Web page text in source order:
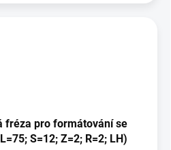
fréza pro formátování se
S=12; Z=2; R=2; LH)